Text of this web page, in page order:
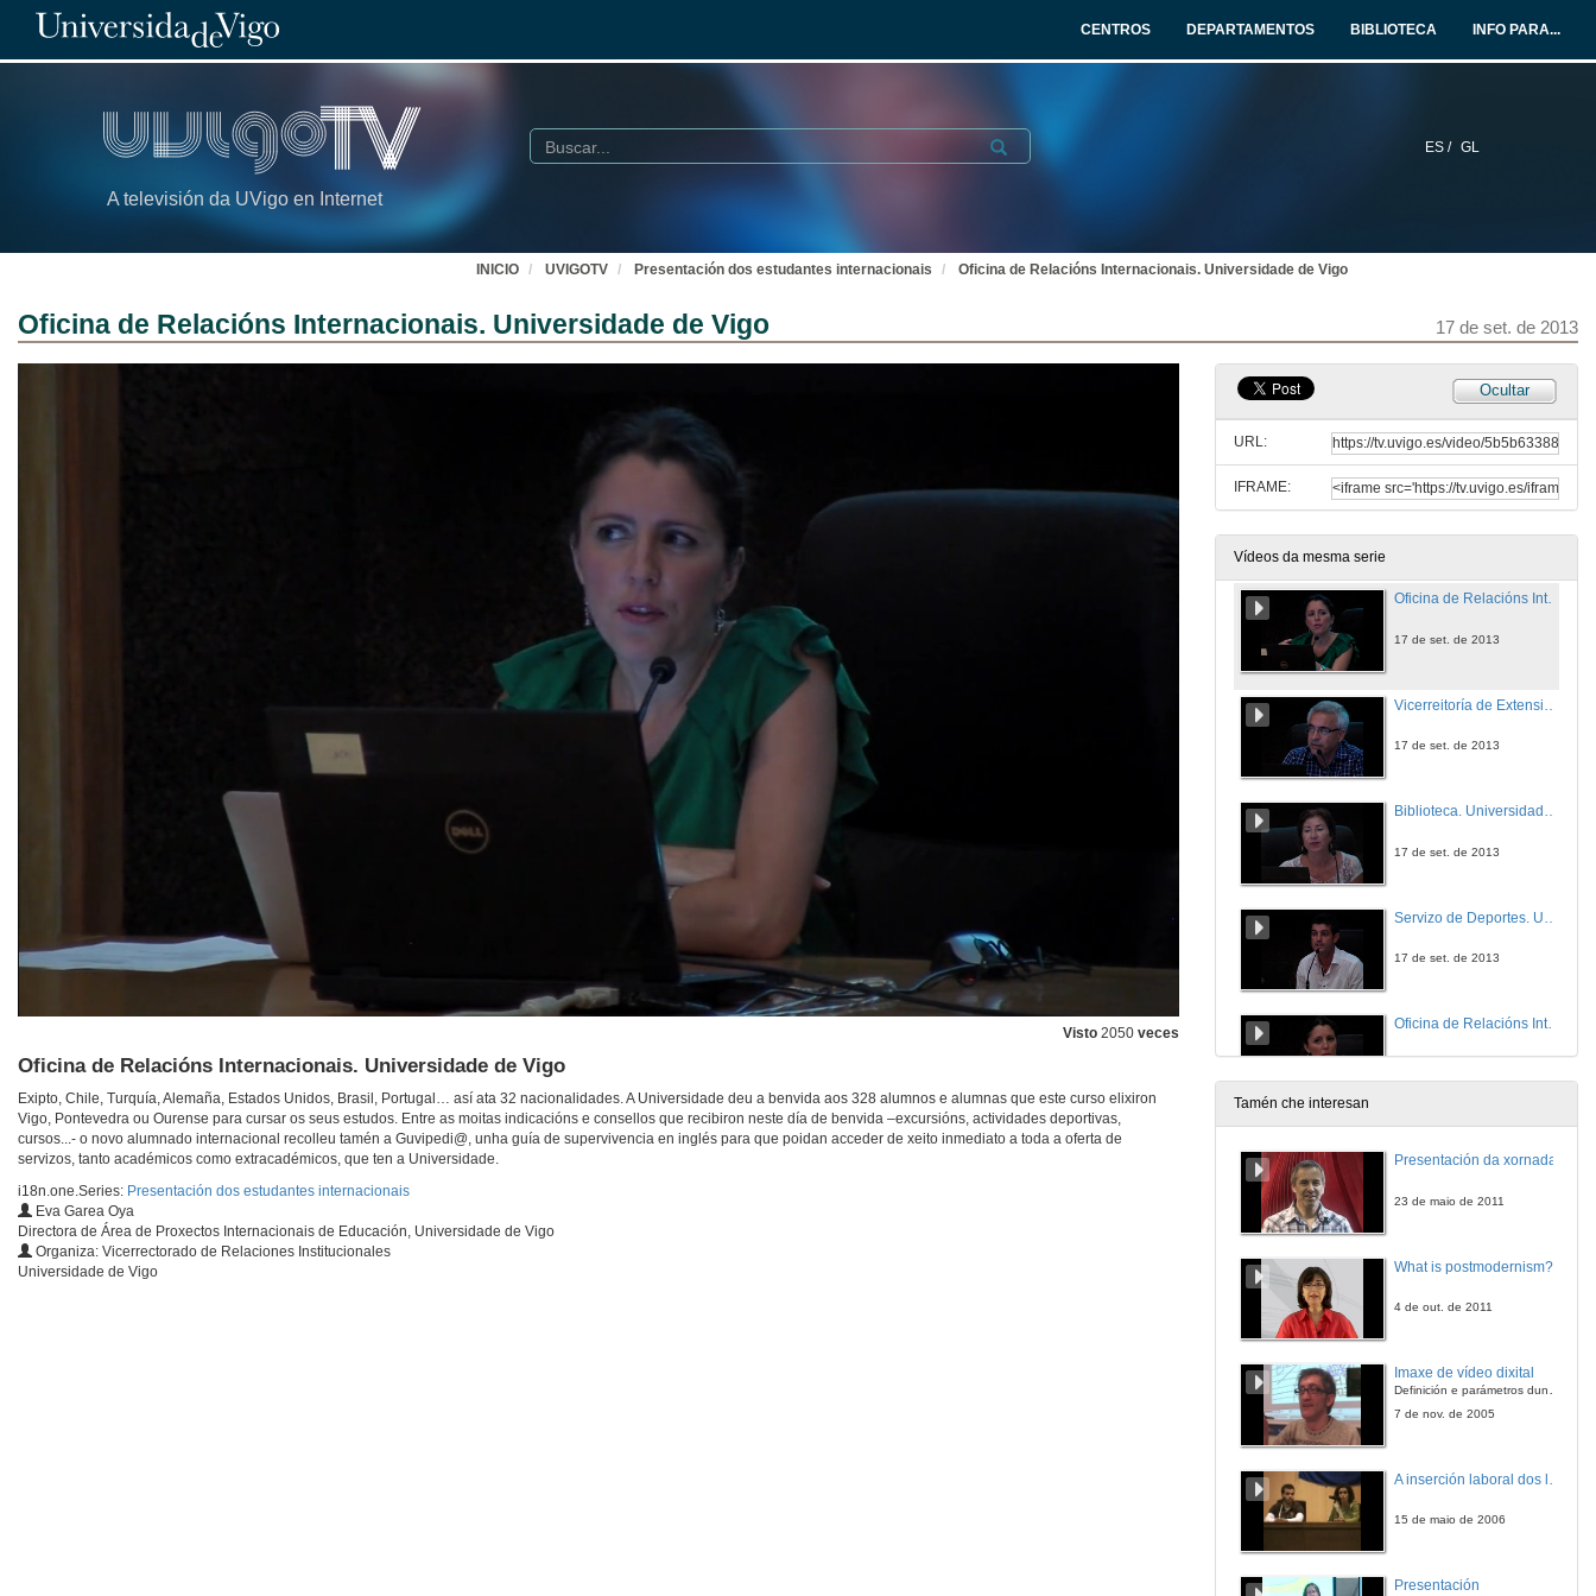
CENTROS DEPARTAMENTOS BIBLIOTECA INFO PARA...
A televisión da UVigo en Internet
ES / GL
Buscar Submit
INICIO UVIGOTV Presentación dos estudantes internacionais Oficina de Relacións Internacionais. Universidade de Vigo
Oficina de Relacións Internacionais. Universidade de Vigo 17 de set. de 2013
Visto 2050 veces
Oficina de Relacións Internacionais. Universidade de Vigo
Exipto, Chile, Turquía, Alemaña, Estados Unidos, Brasil, Portugal… así ata 32 nacionalidades. A Universidade deu a benvida aos 328 alumnos e alumnas que este curso elixiron
Vigo, Pontevedra ou Ourense para cursar os seus estudos. Entre as moitas indicacións e consellos que recibiron neste día de benvida –excursións, actividades deportivas,
cursos...- o novo alumnado internacional recolleu tamén a Guvipedi@, unha guía de supervivencia en inglés para que poidan acceder de xeito inmediato a toda a oferta de
servizos, tanto académicos como extracadémicos, que ten a Universidade.
i18n.one.Series: Presentación dos estudantes internacionais
Eva Garea Oya
Directora de Área de Proxectos Internacionais de Educación, Universidade de Vigo
Organiza: Vicerrectorado de Relaciones Institucionales
Universidade de Vigo
Ocultar
URL:
IFRAME:
Vídeos da mesma serie
Vicerreitoría de Extensión Universitaria. Universidade de Vigo
Oficina de Relacións Internacionais. Universidade de Vigo
17 de set. de 2013
Oficina de Relacións Internacionais. Universidade de Vigo
17 de set. de 2013
17 de set. de 2013
Biblioteca. Universidade de Vigo
17 de set. de 2013
17 de set. de 2013
Oficina de Relacións Internacionais. Universidade de Vigo
Área de Normalización Lingüística. Universidade de Vigo
17 de set. de 2013
17 de set. de 2013
Tamén che interesan
Presentación da xornada
23 de maio de 2011
What is postmodernism?
4 de out. de 2011
Imaxe de vídeo dixital
Definición e parámetros dunha imaxe dixital. Resolución e Aspecto. Profundidade da cor. Compresión. Frame por segundo. Entrelazado. Campos, cadros
7 de nov. de 2005
15 de maio de 2006
Presentación